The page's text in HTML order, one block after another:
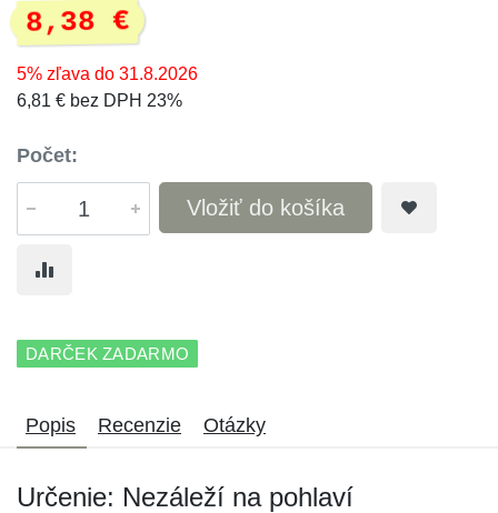
8,38 €
5% zľava do 31.8.2026
6,81 € bez DPH 23%
Počet:
Vložiť do košíka
DARČEK ZADARMO
Popis Recenzie Otázky
Určenie: Nezáleží na pohlaví